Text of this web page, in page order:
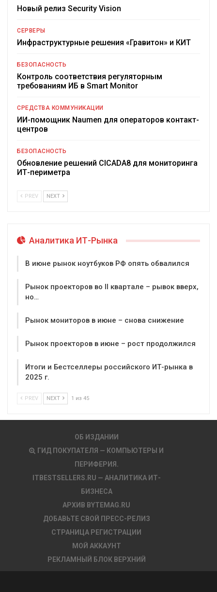
Новый релиз Security Vision
СЕРВЕРЫ
Инфраструктурные решения «Гравитон» и КИТ
БЕЗОПАСНОСТЬ
Контроль соответствия регуляторным
требованиям ИБ в Smart Monitor
СРЕДСТВА КОММУНИКАЦИИ
ИИ-помощник Naumen для операторов контакт-
центров
БЕЗОПАСНОСТЬ
Обновление решений CICADA8 для мониторинга
ИТ-периметра
PREV NEXT
Аналитика ИТ-Рынка
В июне рынок ноутбуков РФ опять обвалился
Рынок проекторов во II квартале – рывок вверх,
но…
Рынок мониторов в июне – снова снижение
Рынок проекторов в июне – рост продолжился
Итоги и Бестселлеры российского ИТ-рынка в
2025 г.
PREV NEXT 1 из 45
ОБ ИЗДАНИИ
ГИД ПОКУПАТЕЛЯ — КОМПЬЮТЕРЫ И
ПЕРИФЕРИЯ.
ITBESTSELLERS.RU — АНАЛИТИКА ИТ-
БИЗНЕСА
АРХИВ BYTEMAG.RU
ДОБАВЬТЕ СВОЙ ПРЕСС-РЕЛИЗ
СТРАНИЦА РЕГИСТРАЦИИ
МОЙ АККАУНТ
РЕКЛАМНЫЙ БЛОК ВЕРХНИЙ